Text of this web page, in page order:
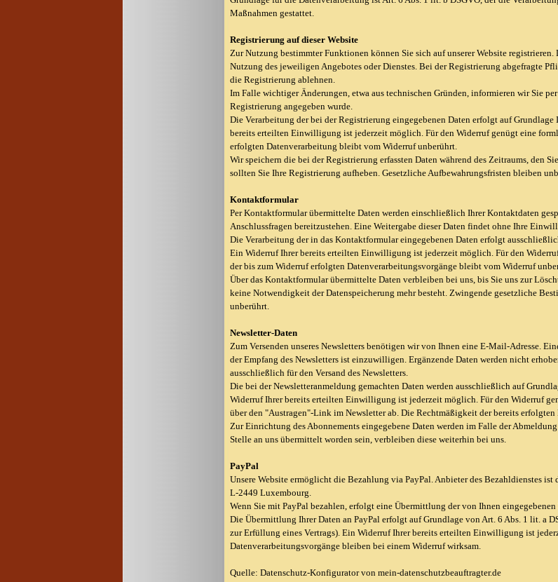
Maßnahmen gestattet.
Registrierung auf dieser Website
Zur Nutzung bestimmter Funktionen können Sie sich auf unserer Website
Nutzung des jeweiligen Angebotes oder Dienstes. Bei der Registrierung abgefragte
die Registrierung ablehnen.
Im Falle wichtiger Änderungen, etwa aus technischen Gründen, informieren wir Sie
Registrierung angegeben wurde.
Die Verarbeitung der bei der Registrierung eingegebenen Daten erfolgt auf
bereits erteilten Einwilligung ist jederzeit möglich. Für den Widerruf genügt eine
erfolgten Datenverarbeitung bleibt vom Widerruf unberührt.
Wir speichern die bei der Registrierung erfassten Daten während des Zeitraums, den
sollten Sie Ihre Registrierung aufheben. Gesetzliche Aufbewahrungsfristen bleiben
Kontaktformular
Per Kontaktformular übermittelte Daten werden einschließlich Ihrer Kontaktdaten
Anschlussfragen bereitzustehen. Eine Weitergabe dieser Daten findet ohne Ihre
Die Verarbeitung der in das Kontaktformular eingegebenen Daten erfolgt
Ein Widerruf Ihrer bereits erteilten Einwilligung ist jederzeit möglich. Für den
der bis zum Widerruf erfolgten Datenverarbeitungsvorgänge bleibt vom Widerruf
Über das Kontaktformular übermittelte Daten verbleiben bei uns, bis Sie uns zur
keine Notwendigkeit der Datenspeicherung mehr besteht. Zwingende gesetzliche
unberührt.
Newsletter-Daten
Zum Versenden unseres Newsletters benötigen wir von Ihnen eine E-Mail-Adresse.
der Empfang des Newsletters ist einzuwilligen. Ergänzende Daten werden nicht
ausschließlich für den Versand des Newsletters.
Die bei der Newsletteranmeldung gemachten Daten werden ausschließlich auf
Widerruf Ihrer bereits erteilten Einwilligung ist jederzeit möglich. Für den Widerruf
über den "Austragen"-Link im Newsletter ab. Die Rechtmäßigkeit der bereits
Zur Einrichtung des Abonnements eingegebene Daten werden im Falle der
Stelle an uns übermittelt worden sein, verbleiben diese weiterhin bei uns.
PayPal
Unsere Website ermöglicht die Bezahlung via PayPal. Anbieter des Bezahldienstes
L-2449 Luxembourg.
Wenn Sie mit PayPal bezahlen, erfolgt eine Übermittlung der von Ihnen
Die Übermittlung Ihrer Daten an PayPal erfolgt auf Grundlage von Art. 6 Abs. 1 lit. a
zur Erfüllung eines Vertrags). Ein Widerruf Ihrer bereits erteilten Einwilligung ist
Datenverarbeitungsvorgänge bleiben bei einem Widerruf wirksam.
Quelle: Datenschutz-Konfigurator von mein-datenschutzbeauftragter.de